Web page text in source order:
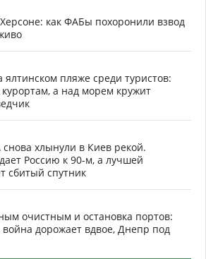
как ФАБы похоронили взвод
ялтинском пляже среди туристов:
а над морем кружит
хлынули в Киев рекой.
Россию к 90-м, а лучшей
сбитый спутник
очистным и остановка портов:
война дорожает вдвое, Днепр под